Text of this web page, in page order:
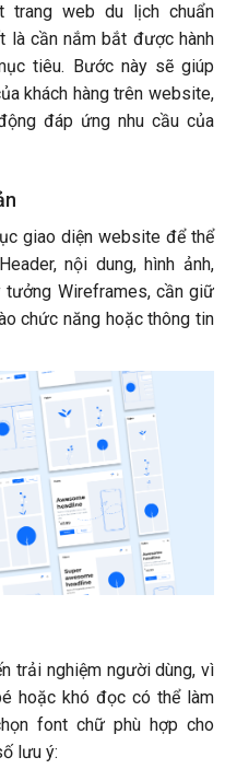
trang web du lịch chuẩn
là cần nắm bắt được hành
tiêu. Bước này sẽ giúp
khách hàng trên website,
đáp ứng nhu cầu của
giao diện website để thể
nội dung, hình ảnh,
tưởng Wireframes, cần giữ
chức năng hoặc thông tin
trải nghiệm người dùng, vì
hoặc khó đọc có thể làm
font chữ phù hợp cho
lưu ý: